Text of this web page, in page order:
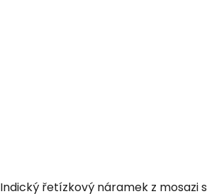
Indický řetízkový náramek z mosazi s